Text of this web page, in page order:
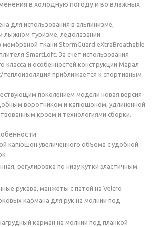
в холодную погоду и во влажных
для использования в альпинизме,
лыжном туризме, ледолазании.
мембраной ткани StormGuard eXtraBreathable
SmartLoft. За счет использования
класса и особенностей конструкции Марал
приближается к спортивным
поколением модели новая версия
воротником и капюшоном, удлиненной
кроем и технологиями сборки.
капюшон увеличенного объёма с удобной
регулировка по низу кутки эластичным
рукава, манжеты с патой на Velcro
кармана для рук на молнии под
карман на молнии под планкой